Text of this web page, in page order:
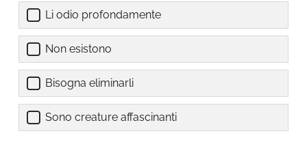
Li odio profondamente
Non esistono
Bisogna eliminarli
Sono creature affascinanti